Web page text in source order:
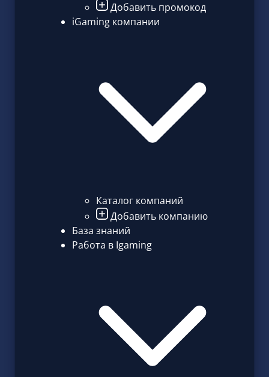
Добавить промокод
iGaming компании
Каталог компаний
Добавить компанию
База знаний
Работа в Igaming